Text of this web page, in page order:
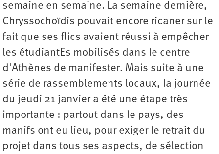
semaine en semaine. La semaine dernière,
Chryssochoïdis pouvait encore ricaner sur le
fait que ses flics avaient réussi à empêcher
les étudiantEs mobilisés dans le centre
d'Athènes de manifester. Mais suite à une
série de rassemblements locaux, la journée
du jeudi 21 janvier a été une étape très
importante : partout dans le pays, des
manifs ont eu lieu, pour exiger le retrait du
projet dans tous ses aspects, de sélection